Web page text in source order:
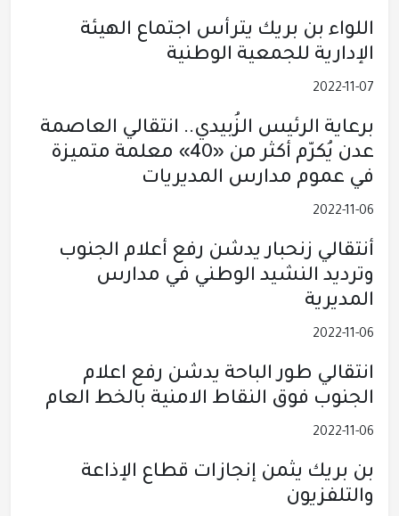
اللواء بن بريك يترأس اجتماع الهيئة
الإدارية للجمعية الوطنية
2022-11-07
برعاية الرئيس الزُبيدي.. انتقالي العاصمة
عدن يُكرّم أكثر من «40» معلمة متميزة
في عموم مدارس المديريات
2022-11-06
أنتقالي زنحبار يدشن رفع أعلام الجنوب
وترديد النشيد الوطني في مدارس
المديرية
2022-11-06
انتقالي طور الباحة يدشن رفع اعلام
الجنوب فوق النقاط الامنية بالخط العام
2022-11-06
بن بريك يثمن إنجازات قطاع الإذاعة
والتلفزيون